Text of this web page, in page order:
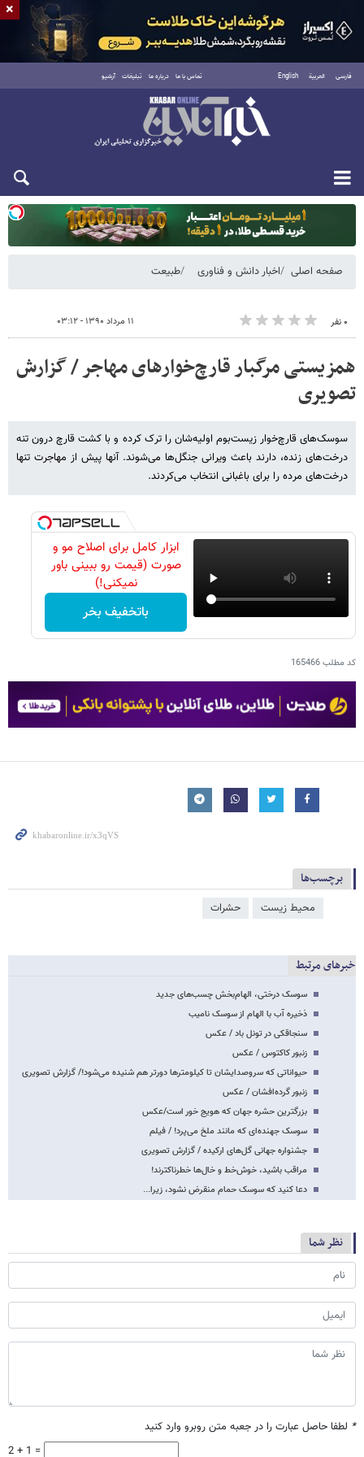
فارسی العربية English تماس با ما درباره ما تبلیغات آرشیو
یکشنبه ۱۸ مرداد ۱۴۰۵
صفحه اصلی اخبار دانش و فناوری طبیعت
۰ نفر ۱۱ مرداد ۱۳۹۰ - ۰۳:۱۲
همزیستی مرگبار قارچ‌خوارهای مهاجر / گزارش
تصویری
سوسک‌های قارچ‌خوار زیست‌بوم اولیه‌شان را ترک کرده‌ و با کشت قارچ درون تنه
درخت‌های زنده، دارند باعث ویرانی جنگل‌ها می‌شوند. آنها پیش از مهاجرت تنها
درخت‌های مرده را برای باغبانی انتخاب می‌کردند.
ابزار کامل برای اصلاح مو و
صورت (قیمت رو ببینی باور
نمیکنی!)
باتخفیف بخر
کد مطلب165466
برچسب‌ها
محیط زیست حشرات
خبرهای مرتبط
سوسک درختی، الهام‌بخش چسب‌های جدید
ذخیره آب با الهام از سوسک نامیب
سنجاقکی در تونل باد / عکس
زنبور کاکتوس / عکس
حیواناتی که سروصدایشان تا کیلومترها دورتر هم شنیده می‌شود!/ گزارش تصویری
زنبور گرده‌افشان / عکس
بزرگترین حشره جهان که هویج خور است/عکس
سوسک جهنده‌ای که مانند ملخ می‌پرد! / فیلم
جشنواره جهانی گل‌های ارکیده / گزارش تصویری
مراقب باشید، خوش‌خط و خال‌ها خطرناکترند!
دعا کنید که سوسک حمام منقرض نشود، زیرا...
نظر شما
* لطفا حاصل عبارت را در جعبه متن روبرو وارد کنید
2 + 1 =
×